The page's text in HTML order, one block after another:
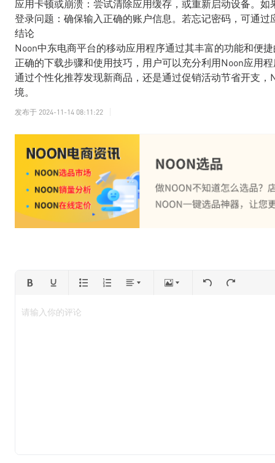
应用卡顿或崩溃：尝试清除应用缓存，或重新启动设备。
登录问题：确保输入正确的账户信息。若忘记密码，可通过
结论
Noon中东电商平台的移动应用程序通过其丰富的功能和便
正确的下载步骤和使用技巧，用户可以充分利用Noon应用
通过个性化推荐发现新商品，还是通过促销活动节省开支
境。
发布于 2024-11-14 08:11:22
请输入你的评论